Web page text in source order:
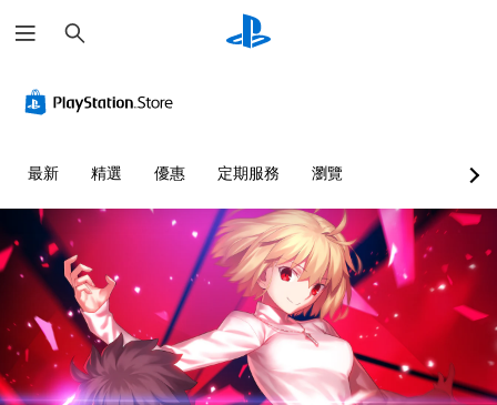
尋
最新 精選 優惠 定期服務 瀏覽